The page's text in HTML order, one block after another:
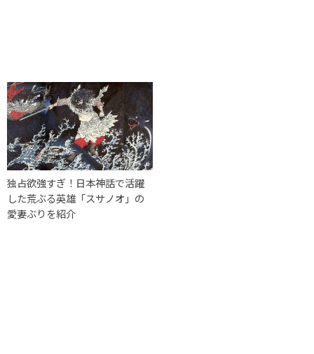
独占欲強すぎ！日本神話で活躍
した荒ぶる英雄「スサノオ」の
愛妻ぶりを紹介